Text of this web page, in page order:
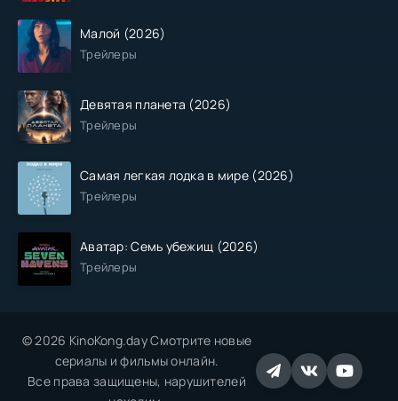
Малой (2026)
Трейлеры
Девятая планета (2026)
Трейлеры
Самая легкая лодка в мире (2026)
Трейлеры
Аватар: Семь убежищ (2026)
Трейлеры
© 2026 KinoKong.day Смотрите новые
сериалы и фильмы онлайн.
Все права защищены, нарушителей